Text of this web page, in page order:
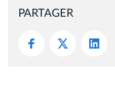
PARTAGER